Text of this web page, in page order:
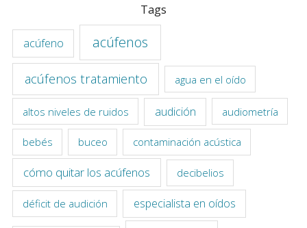
Tags
acúfeno acúfenos
acúfenos tratamiento agua en el oído
altos niveles de ruidos audición audiometría
bebés buceo contaminación acústica
cómo quitar los acúfenos decibelios
déficit de audición especialista en oídos